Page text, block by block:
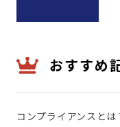
おすすめ
コンプライアンスと